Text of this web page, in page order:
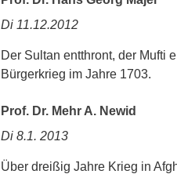
Di 11.12.2012
Der Sultan entthront, der Mufti
Bürgerkrieg im Jahre 1703.
Prof. Dr. Mehr A. Newid
Di 8.1. 2013
Über dreißig Jahre Krieg in